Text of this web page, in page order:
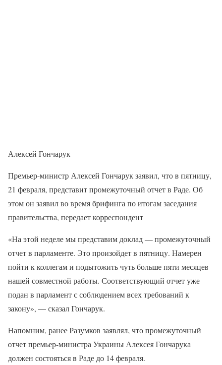
Алексей Гончарук
Премьер-министр Алексей Гончарук заявил, что в пятницу,
21 февраля, представит промежуточный отчет в Раде. Об
этом он заявил во время брифинга по итогам заседания
правительства, передает корреспондент
«На этой неделе мы представим доклад — промежуточный
отчет в парламенте. Это произойдет в пятницу. Намерен
пойти к коллегам и подытожить чуть больше пяти месяцев
нашей совместной работы. Соответствующий отчет уже
подан в парламент с соблюдением всех требований к
закону», — сказал Гончарук.
Напомним, ранее Разумков заявлял, что промежуточный
отчет премьер-министра Украины Алексея Гончарука
должен состояться в Раде до 14 февраля.